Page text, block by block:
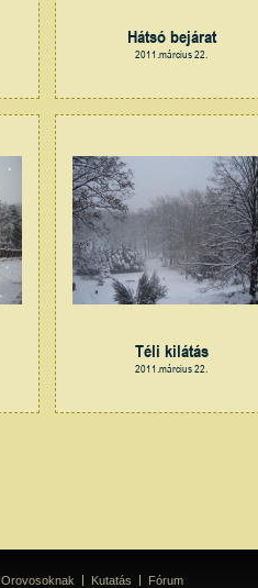
Hátsó bejárat
2011.március 22.
Téli kilátás
2011.március 22.
Orovosoknak Kutatás Fórum